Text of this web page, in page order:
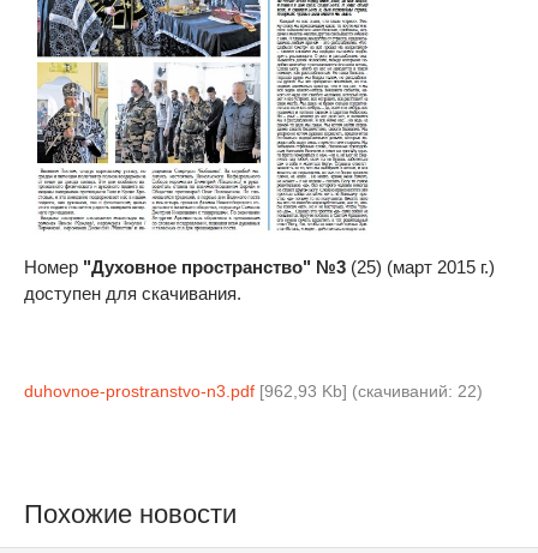
Номер "Духовное пространство" №3 (25) (март 2015 г.)
доступен для скачивания.
duhovnoe-prostranstvo-n3.pdf [962,93 Kb] (cкачиваний: 22)
Похожие новости